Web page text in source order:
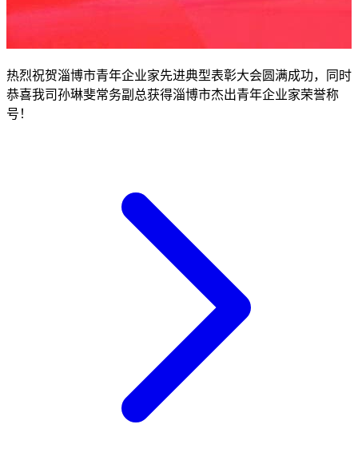
热烈祝贺淄博市青年企业家先进典型表彰大会圆满成功，同时
恭喜我司孙琳斐常务副总获得淄博市杰出青年企业家荣誉称
号！